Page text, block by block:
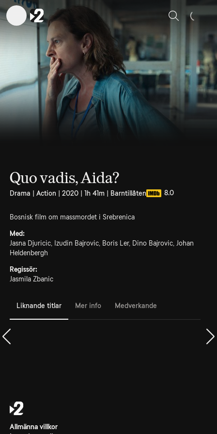
Sök
Quo vadis, Aida?
Drama | Action | 2020 | 1h 41m | Barntillåten 8.0
Bosnisk film om massmordet i Srebrenica
Med:
Jasna Djuricic, Izudin Bajrovic, Boris Ler, Dino Bajrovic, Johan
Heldenbergh
Regissör:
Jasmila Zbanic
Liknande titlar Mer info Medverkande
Allmänna villkor